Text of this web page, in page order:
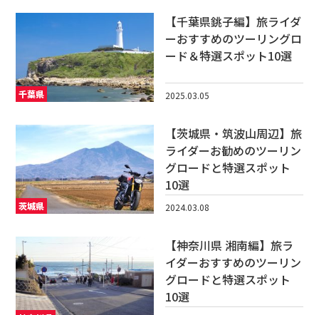
千葉県
【千葉県銚子編】旅ライダ
ーおすすめのツーリングロ
ード＆特選スポット10選
2025.03.05
茨城県
【茨城県・筑波山周辺】旅
ライダーお勧めのツーリン
グロードと特選スポット
10選
2024.03.08
【神奈川県 湘南編】旅ラ
イダーおすすめのツーリン
グロードと特選スポット
10選